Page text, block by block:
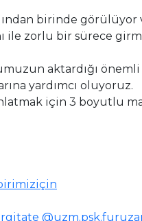
birinde görülüyor
ile zorlu bir sürece
aktardığı
yardımcı oluyoruz.
için 3 boyutlu